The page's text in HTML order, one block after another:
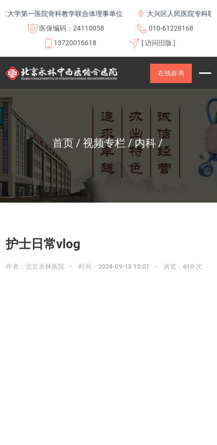
学第一医院骨科教学联合体理事单位
大兴区人民医院专科联盟
医保编码：24110058
010-61228168
13720016618
[ 访问旧版 ]
在线咨询
首页 视频专栏 内科
护士日常vlog
作者：北京永林医院 时间：2024-09-13 10:01 浏览：610 次